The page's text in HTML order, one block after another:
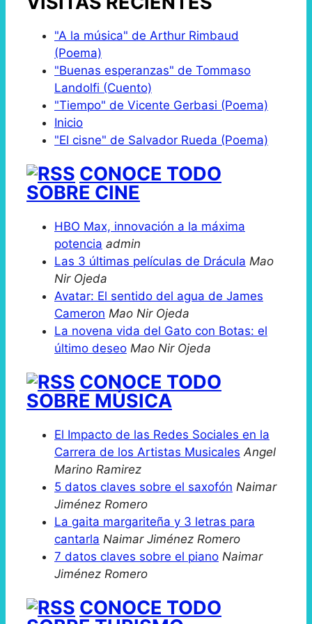
"A la música" de Arthur Rimbaud
(Poema)
"Buenas esperanzas" de Tommaso
Landolfi (Cuento)
"Tiempo" de Vicente Gerbasi (Poema)
Inicio
"El cisne" de Salvador Rueda (Poema)
CONOCE TODO
SOBRE CINE
HBO Max, innovación a la máxima
potencia admin
Las 3 últimas películas de Drácula Mao
Nir Ojeda
Avatar: El sentido del agua de James
Cameron Mao Nir Ojeda
La novena vida del Gato con Botas: el
último deseo Mao Nir Ojeda
CONOCE TODO
SOBRE MÚSICA
El Impacto de las Redes Sociales en la
Carrera de los Artistas Musicales Angel
Marino Ramirez
5 datos claves sobre el saxofón Naimar
Jiménez Romero
La gaita margariteña y 3 letras para
cantarla Naimar Jiménez Romero
7 datos claves sobre el piano Naimar
Jiménez Romero
CONOCE TODO